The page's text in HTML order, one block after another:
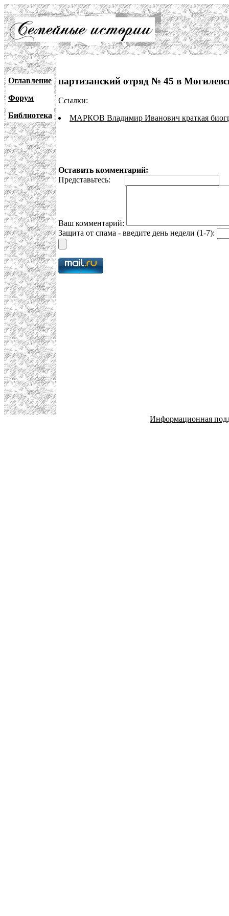
Оглавление
Форум
Библиотека
партизанский отряд № 45 в
Ссылки:
МАРКОВ Владимир Иванович краткая
Оставить комментарий:
Представьтесь:
Ваш комментарий:
Защита от спама - введите день недели (1-7):
Информационная